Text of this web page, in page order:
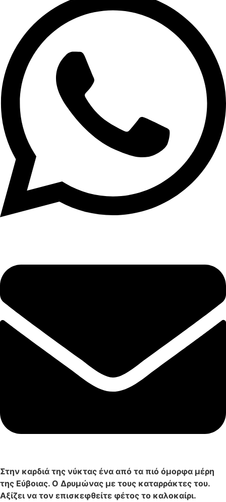
Στην καρδιά της νύκτας ένα από τα πιό όμορφα μέρη
της Εύβοιας. Ο Δρυμώνας με τους καταρράκτες του.
Αξίζει να τον επισκεφθείτε φέτος το καλοκαίρι.